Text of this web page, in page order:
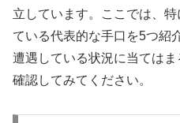
立しています。ここでは、
ている代表的な手口を5つ紹
遭遇している状況に当ては
確認してみてください。